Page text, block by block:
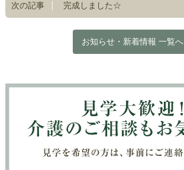
次の記事 完成しました☆
お知らせ・新着情報 一覧へ